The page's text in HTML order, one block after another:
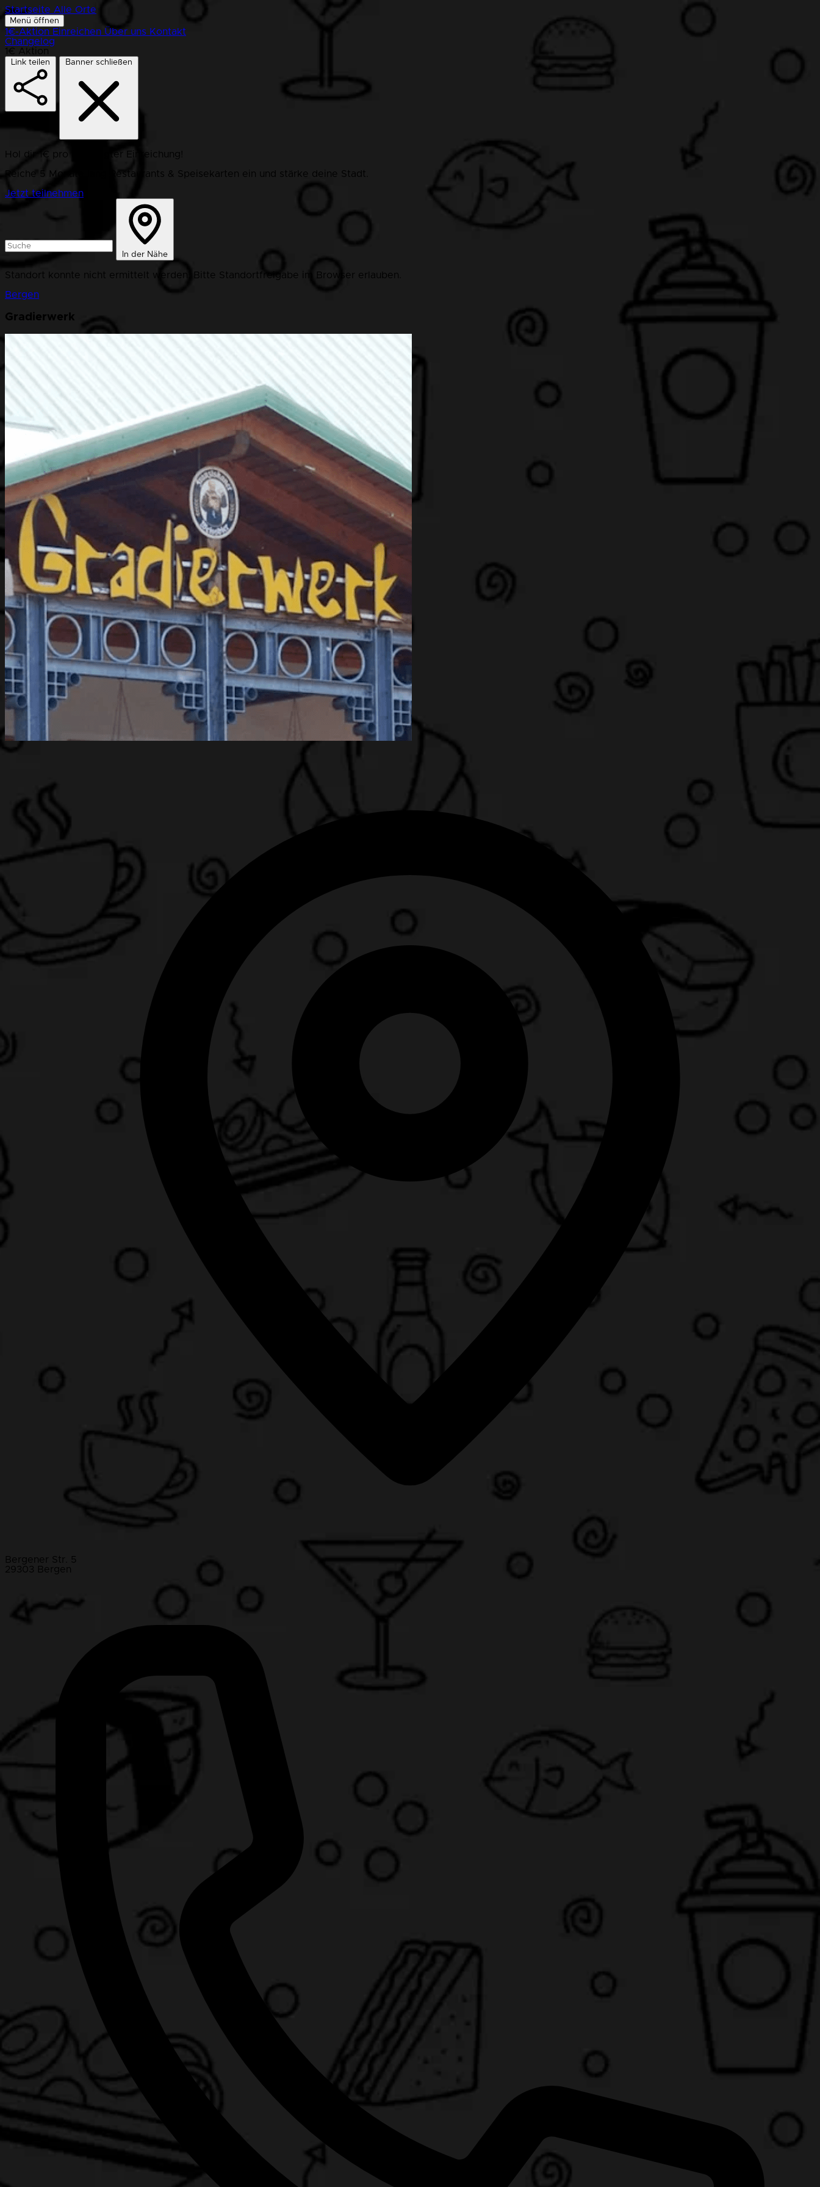
Startseite Alle Orte
Menü öffnen
1€-Aktion Einreichen Über uns Kontakt
Changelog
1€ Aktion
Link teilen Banner schließen
Hol dir 1€ pro bestätigter Einreichung!
Reiche 5 Monate lang Restaurants & Speisekarten ein und stärke deine Stadt.
Jetzt teilnehmen
In der Nähe
Standort konnte nicht ermittelt werden. Bitte Standortfreigabe im Browser erlauben.
Bergen
Gradierwerk
Bergener Str. 5
29303 Bergen